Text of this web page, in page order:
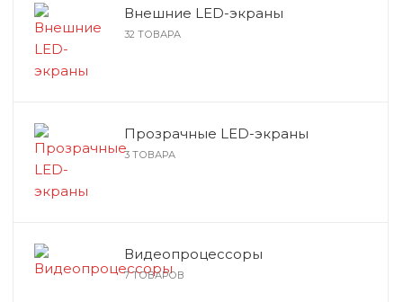
Внешние LED-экраны
32 ТОВАРА
Прозрачные LED-экраны
3 ТОВАРА
Видеопроцессоры
7 ТОВАРОВ